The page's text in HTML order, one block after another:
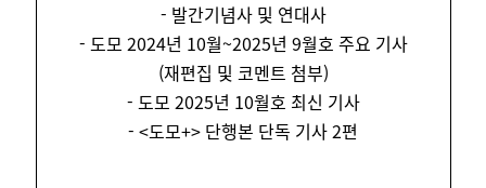
- 발간기념사 및 연대사
- 도모 2024년 10월~2025년 9월호 주요 기사
(재편집 및 코멘트 첨부)
- 도모 2025년 10월호 최신 기사
- <도모+> 단행본 단독 기사 2편